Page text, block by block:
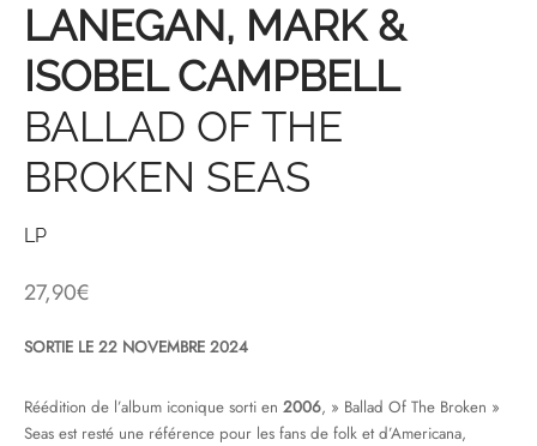
LANEGAN, MARK &
ISOBEL CAMPBELL
BALLAD OF THE
BROKEN SEAS
LP
27,90€
SORTIE LE 22 NOVEMBRE 2024
Réédition de l’album iconique sorti en 2006, » Ballad Of The Broken »
Seas est resté une référence pour les fans de folk et d’Americana,
ROCK, STONER & HEAVY METAL
ELECTRONIQUES
HOP